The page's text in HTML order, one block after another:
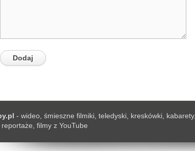
- wideo, śmieszne filmiki, teledyski, kreskówki, kabarety,
reportaże, filmy z YouTube